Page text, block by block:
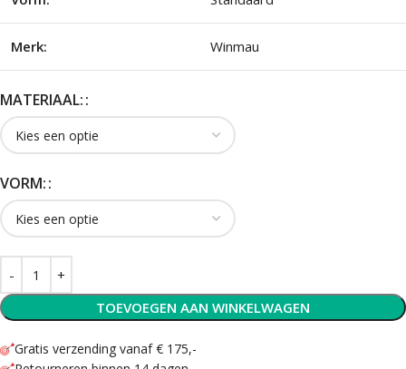
Merk: Winmau
MATERIAAL:
VORM:
TOEVOEGEN AAN WINKELWAGEN
Gratis verzending vanaf € 175,-